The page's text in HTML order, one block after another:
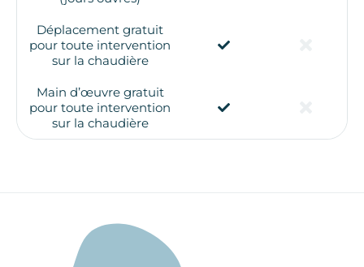
Déplacement gratuit
pour toute intervention
sur la chaudière
Main d’œuvre gratuit
pour toute intervention
sur la chaudière